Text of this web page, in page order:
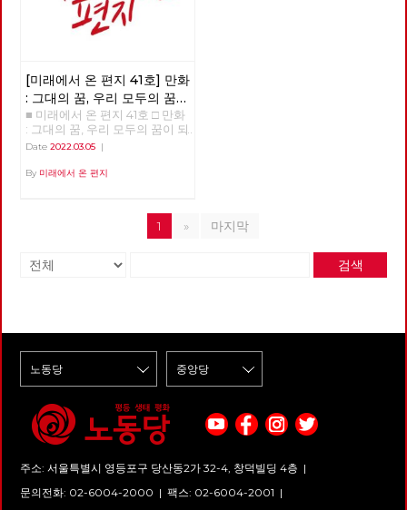
[미래에서 온 편지 41호] 만화
: 그대의 꿈, 우리 모두의 꿈이
되어
■ 미래에서 온 편지 41호 □ 만화
: 그대의 꿈, 우리 모두의 꿈이 되
어 >>>>>> 업로드 준비중
Date 2022.03.05 |
By 미래에서 온 편지
1 » 마지막
검색
주소: 서울특별시 영등포구 당산동2가 32-4, 창덕빌딩 4층 |
문의전화: 02-6004-2000 | 팩스: 02-6004-2001 |